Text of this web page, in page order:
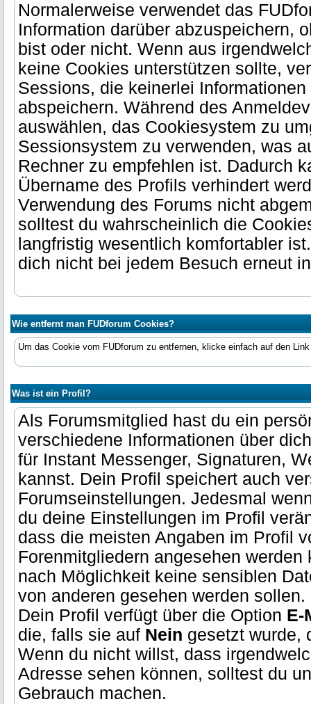
Normalerweise verwendet das
Information darüber abzuspeichern,
bist oder nicht. Wenn aus
keine Cookies unterstützen sollte,
Sessions, die keinerlei
abspeichern. Während des
auswählen, das Cookiesystem zu
Sessionsystem zu verwenden, was
Rechner zu empfehlen ist. Dadurch
Übername des Profils verhindert
Verwendung des Forums nicht
solltest du wahrscheinlich die
langfristig wesentlich komfortabler
dich nicht bei jedem Besuch erneut
Wie entfernt man FUDforum Cookies?
Um das Cookie vom FUDforum zu entfernen, klicke einfach auf den
Was ist ein Profil?
Als Forumsmitglied hast du ein
verschiedene Informationen über
für Instant Messenger, Signaturen,
kannst. Dein Profil speichert auch
Forumseinstellungen. Jedesmal
du deine Einstellungen im Profil
dass die meisten Angaben im Profil
Forenmitgliedern angesehen
nach Möglichkeit keine sensiblen
von anderen gesehen werden sollen.
Dein Profil verfügt über die Option E-
die, falls sie auf Nein gesetzt wurde,
Wenn du nicht willst, dass
Adresse sehen können, solltest du
Gebrauch machen.